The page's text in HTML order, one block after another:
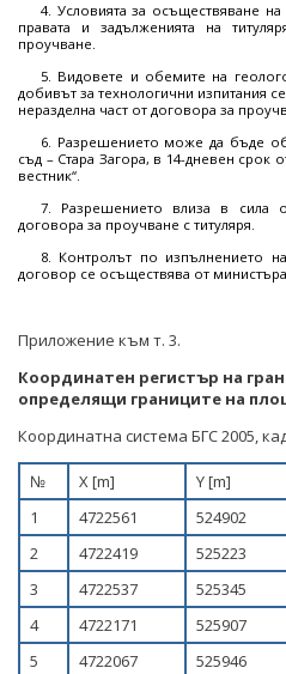
МЕТАЛНИ ПОЛЕЗНИ
НЕМЕТАЛНИ ПОЛЕЗНИ
ИНДУСТРИАЛНИ
ТВЪРДИ ГОРИВА
СТРОИТЕЛНИ МАТЕРИАЛИ
СКАЛНООБЛИЦОВЪЧНИ
МИННИ ОТПАДЪЦИ
ИНИЦИАТИВА НА
СУРОВИНИТЕ
ИНИЦИАТИВА НА
ВЪГЛЕРОДЕН ДИОКСИД В
СЪГЛАСУВАНИ ЦЯЛОСТНИ
ПРОЕКТИ
ПРЕКРАТЕНИ ПРОЦЕДУРИ
НАЦИОНАЛЕН ПЛАН ЗА
4. Условията за осъществяване
правата и задълженията на
проучване.
5. Видовете и обемите на
добивът за технологични изпитания
неразделна част от договора за
6. Разрешението може да бъде
съд – Стара Загора, в 14-дневен
вестник“.
7. Разрешението влиза в сила
договора за проучване с титуляря.
8. Контролът по изпълнението
договор се осъществява от министъра
Приложение към т. 3.
Координатен регистър на
определящи границите на
Координатна система БГС 2005,
№ Х [m]
Y [m]
1
4722561
524902
2
4722419
525223
3
4722537
525345
4
4722171
525907
5
4722067
525946